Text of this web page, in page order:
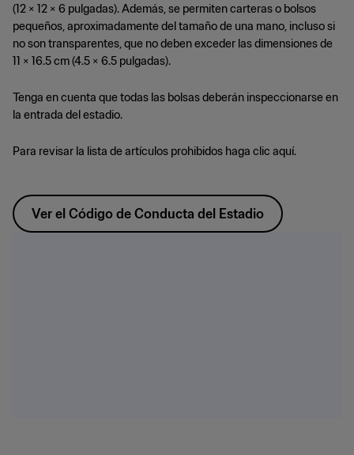
(12 × 12 × 6 pulgadas). Además, se permiten carteras o bolsos
pequeños, aproximadamente del tamaño de una mano, incluso si
no son transparentes, que no deben exceder las dimensiones de
11 × 16.5 cm (4.5 × 6.5 pulgadas).
Tenga en cuenta que todas las bolsas deberán inspeccionarse en
la entrada del estadio.
Para revisar la lista de artículos prohibidos haga clic aquí.
Ver el Código de Conducta del Estadio